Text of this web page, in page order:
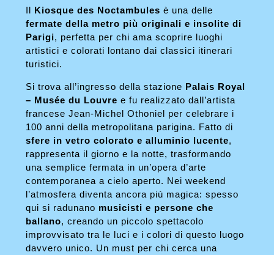
Il Kiosque des Noctambules è una delle
fermate della metro più originali e insolite di
Parigi, perfetta per chi ama scoprire luoghi
artistici e colorati lontano dai classici itinerari
turistici.
Si trova all’ingresso della stazione Palais Royal
– Musée du Louvre e fu realizzato dall’artista
francese Jean-Michel Othoniel per celebrare i
100 anni della metropolitana parigina. Fatto di
sfere in vetro colorato e alluminio lucente,
rappresenta il giorno e la notte, trasformando
una semplice fermata in un’opera d’arte
contemporanea a cielo aperto. Nei weekend
l’atmosfera diventa ancora più magica: spesso
qui si radunano musicisti e persone che
ballano, creando un piccolo spettacolo
improvvisato tra le luci e i colori di questo luogo
davvero unico. Un must per chi cerca una